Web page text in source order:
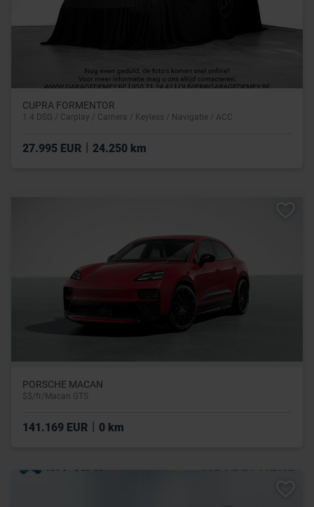
CUPRA FORMENTOR
1.4 DSG / Carplay / Camera / Keyless / Navigatie / ACC
27.995 EUR 24.250 km
PORSCHE MACAN
$$/fr/Macan GTS
141.169 EUR | 0 km